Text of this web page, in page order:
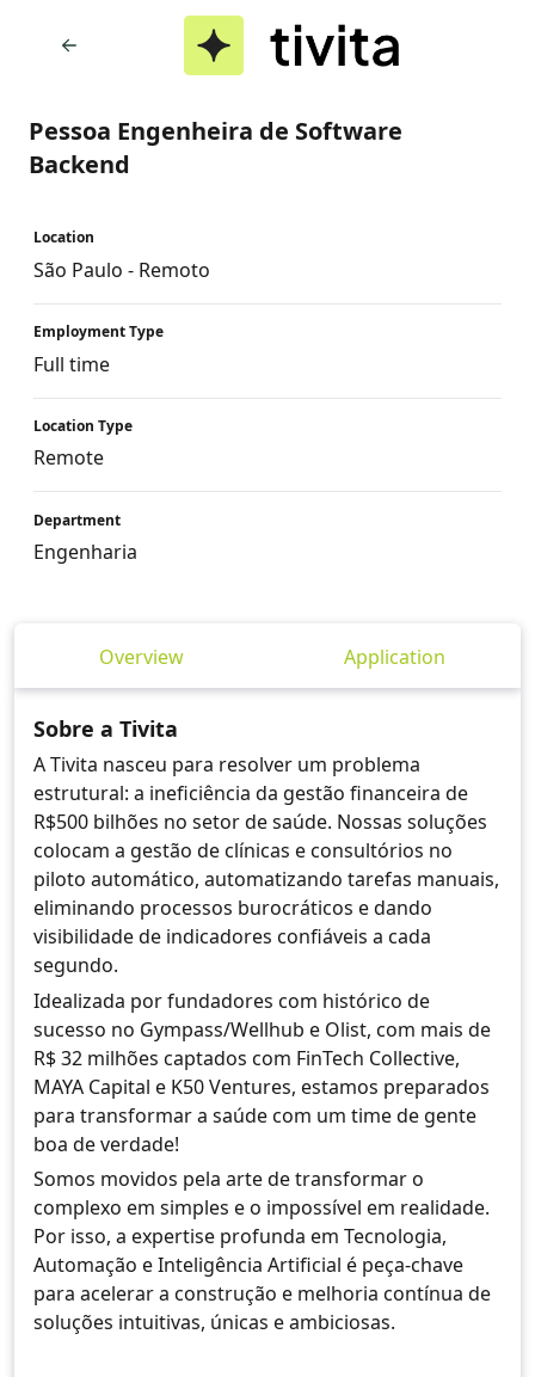
Pessoa Engenheira de Software
Backend
Location
São Paulo - Remoto
Employment Type
Full time
Location Type
Remote
Department
Engenharia
Overview Application
Sobre a Tivita
A Tivita nasceu para resolver um problema
estrutural: a ineficiência da gestão financeira de
R$500 bilhões no setor de saúde. Nossas soluções
colocam a gestão de clínicas e consultórios no
piloto automático, automatizando tarefas manuais,
eliminando processos burocráticos e dando
visibilidade de indicadores confiáveis a cada
segundo.
Idealizada por fundadores com histórico de
sucesso no Gympass/Wellhub e Olist, com mais de
R$ 32 milhões captados com FinTech Collective,
MAYA Capital e K50 Ventures, estamos preparados
para transformar a saúde com um time de gente
boa de verdade!
Somos movidos pela arte de transformar o
complexo em simples e o impossível em realidade.
Por isso, a expertise profunda em Tecnologia,
Automação e Inteligência Artificial é peça-chave
para acelerar a construção e melhoria contínua de
soluções intuitivas, únicas e ambiciosas.